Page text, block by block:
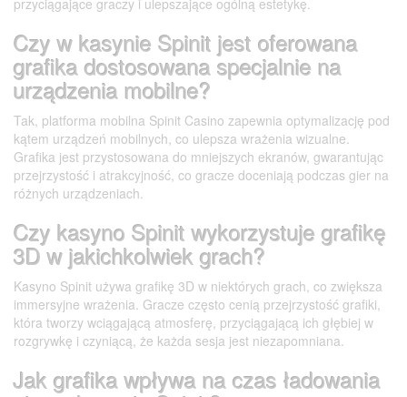
Czy w kasynie Spinit jest oferowana
grafika dostosowana specjalnie na
urządzenia mobilne?
Tak, platforma mobilna Spinit Casino zapewnia optymalizację pod
kątem urządzeń mobilnych, co ulepsza wrażenia wizualne.
Grafika jest przystosowana do mniejszych ekranów, gwarantując
przejrzystość i atrakcyjność, co gracze doceniają podczas gier na
różnych urządzeniach.
Czy kasyno Spinit wykorzystuje grafikę
3D w jakichkolwiek grach?
Kasyno Spinit używa grafikę 3D w niektórych grach, co zwiększa
immersyjne wrażenia. Gracze często cenią przejrzystość grafiki,
która tworzy wciągającą atmosferę, przyciągającą ich głębiej w
rozgrywkę i czyniącą, że każda sesja jest niezapomniana.
Jak grafika wpływa na czas ładowania